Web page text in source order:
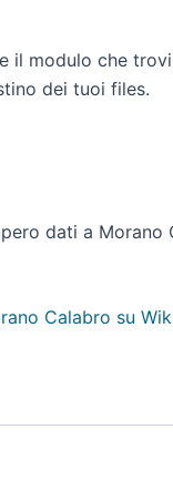
modulo che
dei tuoi files.
dati a Morano
Calabro su